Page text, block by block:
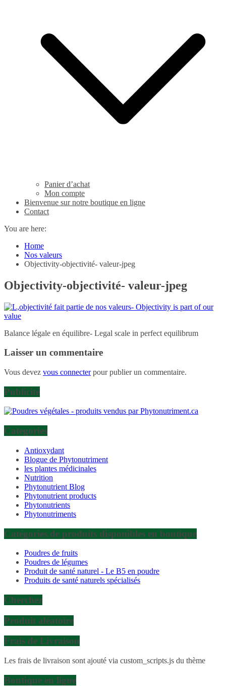
Panier d’achat
Mon compte
Bienvenue sur notre boutique en ligne
Contact
You are here:
Home
Nos valeurs
Objectivity-objectivité- valeur-jpeg
Objectivity-objectivité- valeur-jpeg
Balance légale en équilibre- Legal scale in perfect equilibrum
Laisser un commentaire
Vous devez vous connecterpour publier un commentaire.
Publicité
Categories
Antioxydant
Blogue de Phytonutriment
les plantes médicinales
Nutrition
Phytonutrient Blog
Phytonutrient products
Phytonutrients
Phytonutriments
Catégories de produits disponibles en boutique
Poudres de fruits
Poudres de légumes
Produit de santé naturel - Le B5 en poudre
Produits de santé naturels spécialisés
Cherchez
Produit aléatoire
Frais de Livraison
Les frais de livraison sont ajouté via custom_scripts.js du thème
Boutique en ligne